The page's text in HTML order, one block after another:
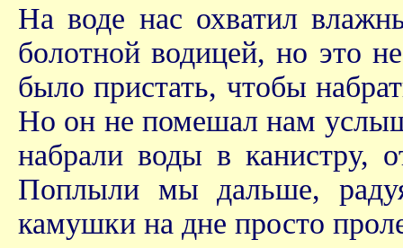
На воде нас охватил
болотной водицей, но это
было пристать, чтобы
Но он не помешал нам
набрали воды в канистру,
Поплыли мы дальше,
камушки на дне просто